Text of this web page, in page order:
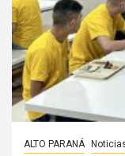
ALTO PARANÁ